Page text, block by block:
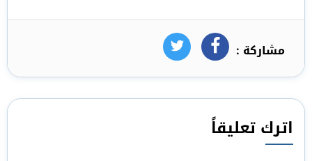
مشاركة : فيسبوكتويتر
اترك تعليقاً